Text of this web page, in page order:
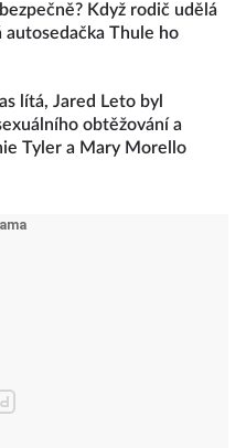
Když rodič udělá
autosedačka Thule ho
lítá, Jared Leto byl
obtěžování a
Tyler a Mary Morello